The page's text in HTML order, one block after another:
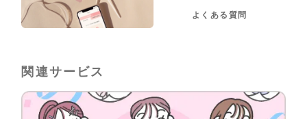
よくある質問
関連サービス